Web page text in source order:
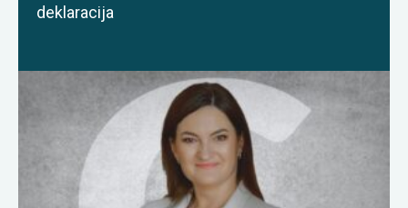
deklaracija